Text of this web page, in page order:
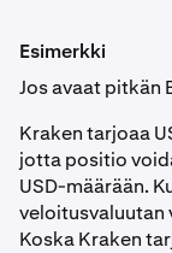
Esimerkki
Jos avaat pitkän
Kraken tarjoaa
jotta positio
USD-määrään.
veloitusvaluutan
Koska Kraken